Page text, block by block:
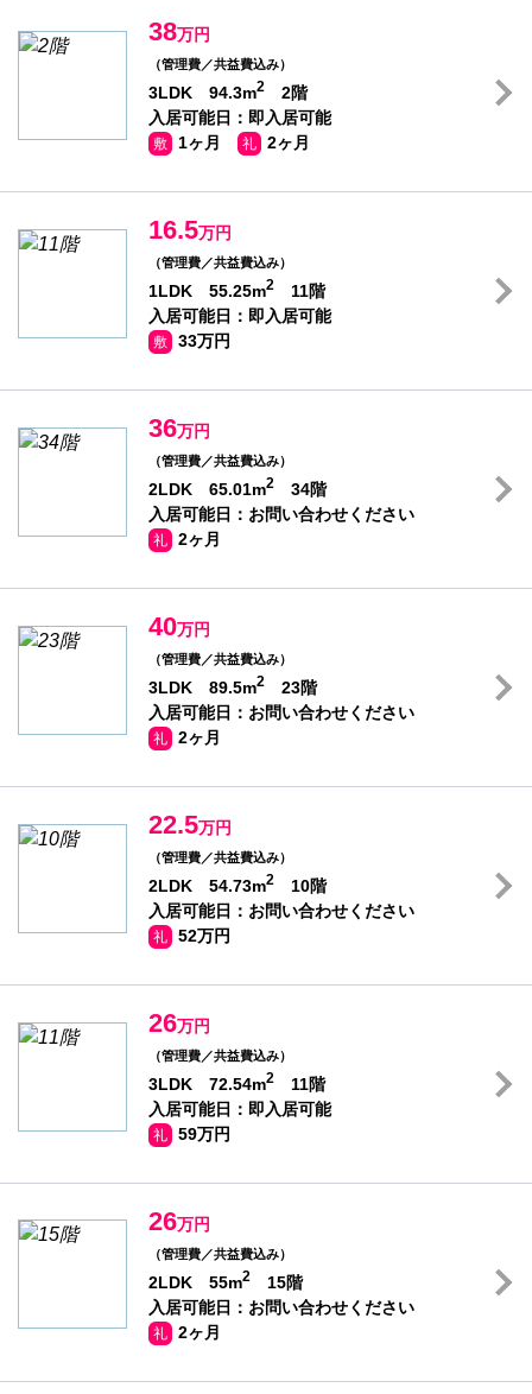
38万円
（管理費／共益費込み）
3LDK 94.3m2
2階
入居可能日：即入居可能
敷 1ヶ月 礼 2ヶ月
16.5万円
（管理費／共益費込み）
1LDK 55.25m2
11階
入居可能日：即入居可能
敷 33万円
36万円
（管理費／共益費込み）
2LDK 65.01m2
34階
入居可能日：お問い合わせください
礼 2ヶ月
40万円
（管理費／共益費込み）
3LDK 89.5m2
23階
入居可能日：お問い合わせください
礼 2ヶ月
22.5万円
（管理費／共益費込み）
2LDK 54.73m2
10階
入居可能日：お問い合わせください
礼 52万円
26万円
（管理費／共益費込み）
3LDK 72.54m2
11階
入居可能日：即入居可能
礼 59万円
26万円
（管理費／共益費込み）
2LDK 55m2
15階
入居可能日：お問い合わせください
礼 2ヶ月